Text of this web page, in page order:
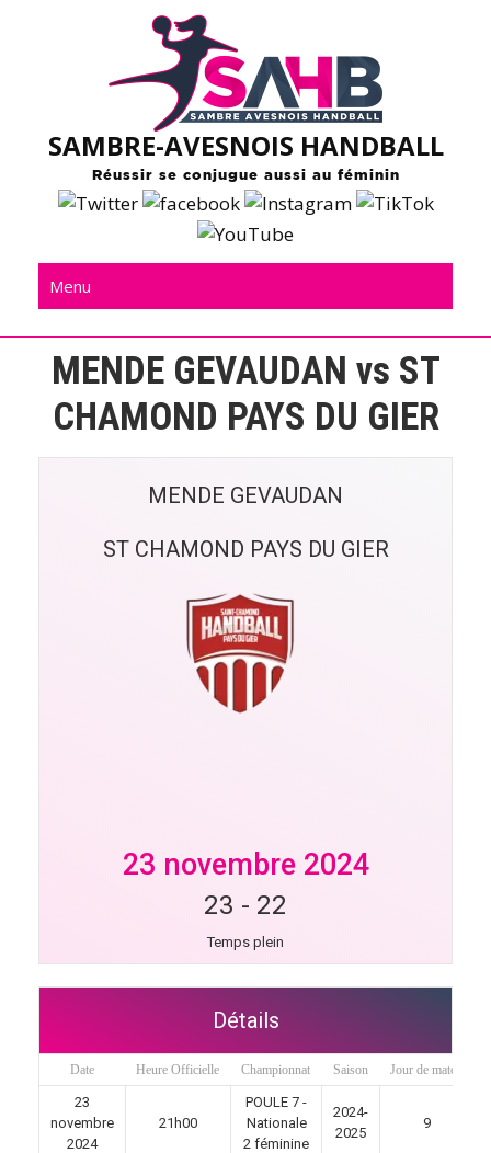
SAMBRE-AVESNOIS HANDBALL
Réussir se conjugue aussi au féminin
Menu
MENDE GEVAUDAN vs ST
CHAMOND PAYS DU GIER
MENDE GEVAUDAN
ST CHAMOND PAYS DU GIER
23 novembre 2024
23 - 22
Temps plein
Détails
Date Heure Officielle Championnat Saison Jour de match
23
novembre
2024
21h00
POULE 7 -
Nationale
2 féminine
2024-
2025
9